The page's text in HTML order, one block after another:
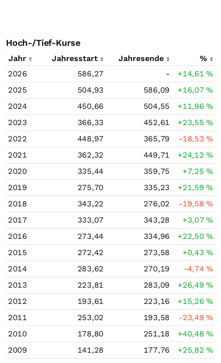
Hoch-/Tief-Kurse
Jahr Jahresstart Jahresende
%
2026
586,27 - +14,61%
2025
504,93 586,09 +16,07%
2024
450,66 504,55 +11,96%
2023
366,33 452,61 +23,55%
2022
448,97 365,79 -18,53%
2021
362,32 449,71 +24,12%
2020
335,44 359,75 +7,25%
2019
275,70 335,23 +21,59%
2018
343,22 276,02 -19,58%
2017
333,07 343,28 +3,07%
2016
273,44 334,96 +22,50%
2015
272,42 273,58 +0,43%
2014
283,62 270,19 -4,74%
2013
223,81 283,09 +26,49%
2012
193,61 223,16 +15,26%
2011
253,02 193,58 -23,49%
2010
178,80 251,18 +40,48%
2009
141,28 177,76 +25,82%